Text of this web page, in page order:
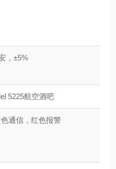
，±5%
5225航空酒吧
通信，红色报警